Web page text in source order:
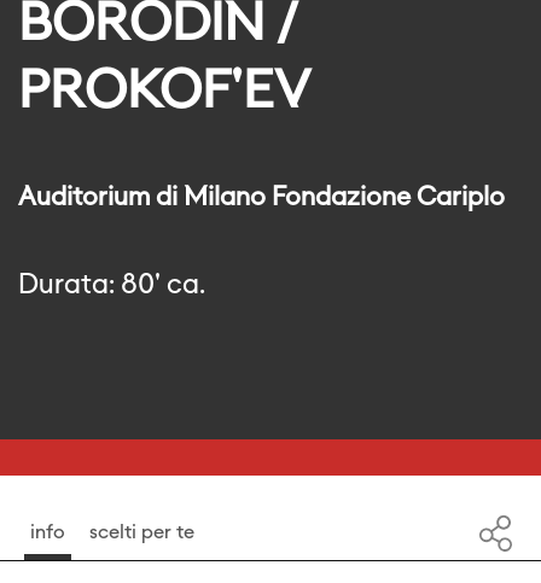
BORODIN /
PROKOF'EV
Auditorium di Milano Fondazione Cariplo
Durata: 80' ca.
info scelti per te